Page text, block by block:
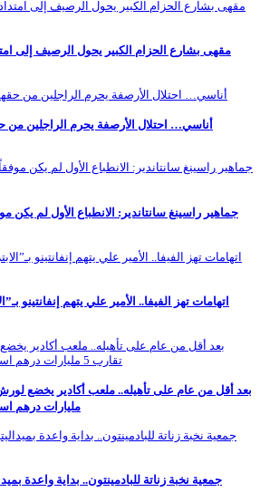
مقهى بشارع الحزام الكبير يحول الرصيف إلى
أناسي… احتلال الأرصفة يحرم الراجلين من
جماهير راسينغ سانتاندير: الانطباع الأول لم يكن
اتهامات تهز الفيفا.. الأمير علي يتهم إنفانتينو
مليارات درهم
جمعية نخبة زناتة للبادمينتون.. بداية واعدة